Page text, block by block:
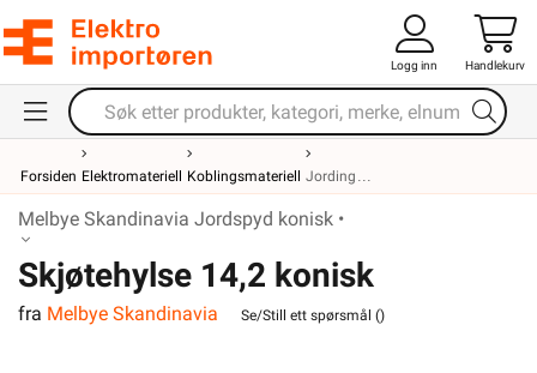
Logg inn Handlekurv
Forsiden Elektromateriell Koblingsmateriell Jording
Melbye Skandinavia Jordspyd konisk •
Skjøtehylse 14,2 konisk
fra Melbye Skandinavia Se/Still ett spørsmål ()